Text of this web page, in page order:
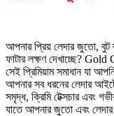
আপনার প্রিয় লেদার জুতো, বুট
ফাটার লক্ষণ দেখাচ্ছে?
সেই প্রিমিয়াম সমাধান যা
আপনার সব ধরনের লেদার
সমৃদ্ধ, ক্রিমি টেক্সচার এবং
যাতে আপনার জুতো এবং লেদার